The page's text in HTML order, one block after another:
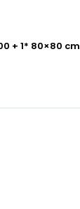
+ 1* 80×80 cm